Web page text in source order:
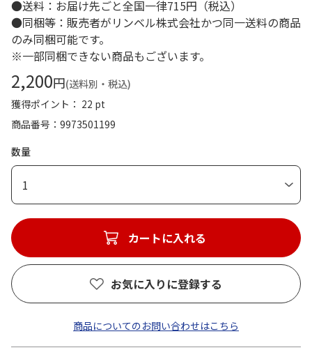
●送料：お届け先ごと全国一律715円（税込）
●同梱等：販売者がリンベル株式会社かつ同一送料の商品
のみ同梱可能です。
※一部同梱できない商品もございます。
2,200円(送料別・税込)
獲得ポイント： 22 pt
商品番号
9973501199
数量
1
カートに入れる
お気に入りに登録する
商品についてのお問い合わせはこちら